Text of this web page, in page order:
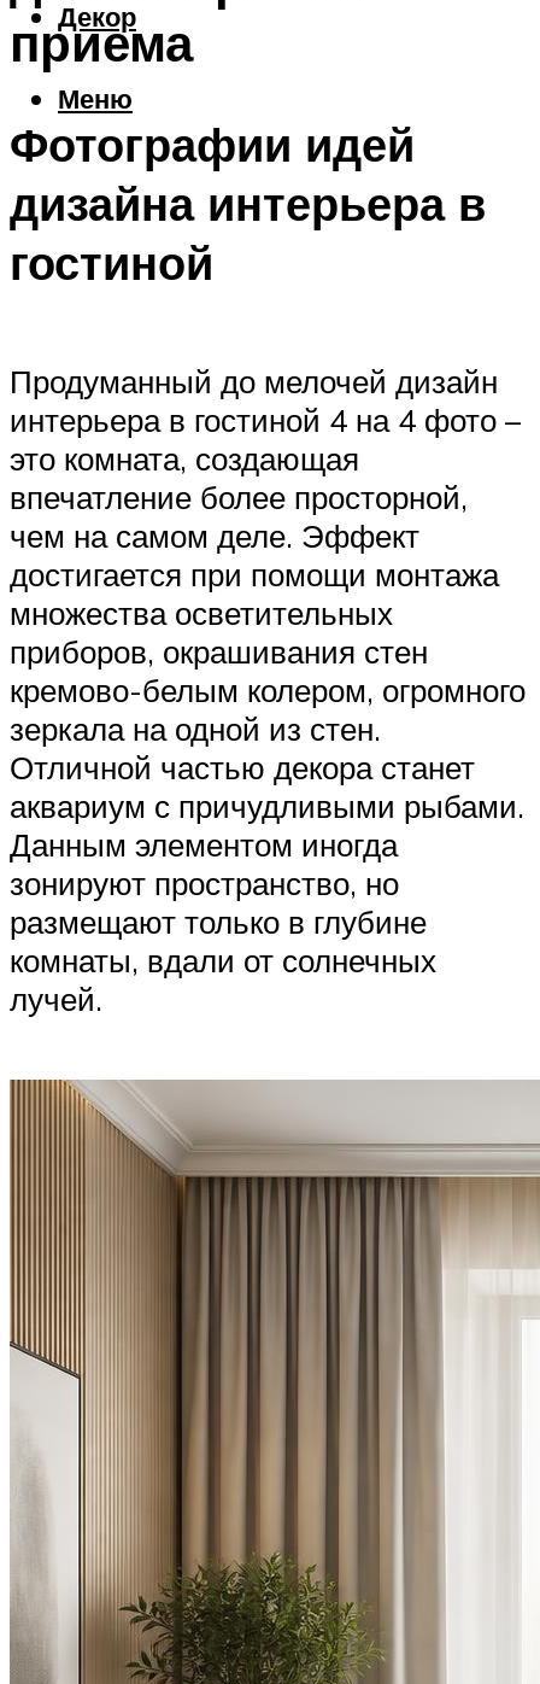
Декор
Меню
приема
Фотографии идей
дизайна интерьера в
гостиной
Продуманный до мелочей дизайн
интерьера в гостиной 4 на 4 фото –
это комната, создающая
впечатление более просторной,
чем на самом деле. Эффект
достигается при помощи монтажа
множества осветительных
приборов, окрашивания стен
кремово-белым колером, огромного
зеркала на одной из стен.
Отличной частью декора станет
аквариум с причудливыми рыбами.
Данным элементом иногда
зонируют пространство, но
размещают только в глубине
комнаты, вдали от солнечных
лучей.